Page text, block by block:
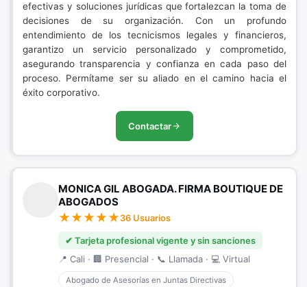
efectivas y soluciones jurídicas que fortalezcan la toma de
decisiones de su organización. Con un profundo
entendimiento de los tecnicismos legales y financieros,
garantizo un servicio personalizado y comprometido,
asegurando transparencia y confianza en cada paso del
proceso. Permítame ser su aliado en el camino hacia el
éxito corporativo.
Contactar
MONICA GIL ABOGADA. FIRMA BOUTIQUE DE
ABOGADOS
36 Usuarios
✔ Tarjeta profesional vigente y sin sanciones
📍 Cali · 🏢 Presencial · 📞 Llamada · 💻 Virtual
Abogado de Asesorías en Juntas Directivas